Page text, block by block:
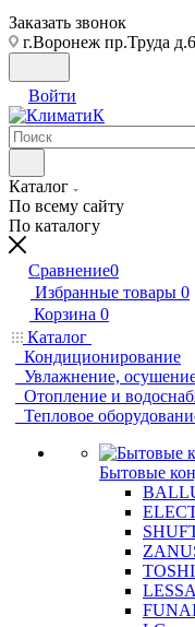
Заказать звонок
г.Воронеж пр.Труда
Войти
Каталог
По всему сайту
По каталогу
Сравнение0
Избранные товары 0
Корзина 0
Каталог
Кондиционирование
Увлажнение,
Отопление и
Тепловое
Бытовые